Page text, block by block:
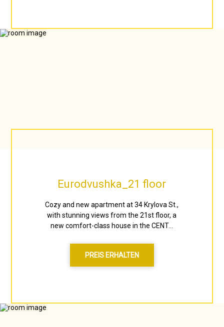
Eurodvushka_21 floor
Cozy and new apartment at 34 Krylova St.,
with stunning views from the 21st floor, a
new comfort-class house in the CENT...
PREIS ERHALTEN